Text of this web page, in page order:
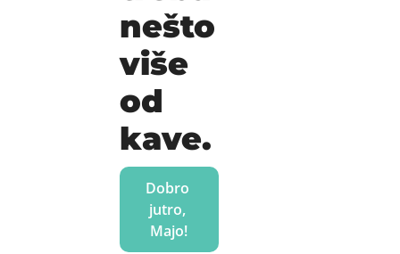
nešto
više
od
kave.
Dobro
jutro,
Majo!